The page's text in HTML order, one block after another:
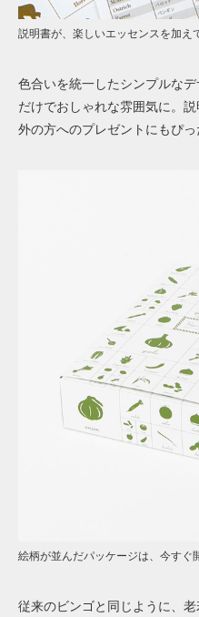
説明書が、楽しいエッセンスを加え
色合いを統一したシンプルな
だけでおしゃれな雰囲気に。
外の方へのプレゼントにもぴっ
絵柄が並んだパッケージは、今すぐ
従来のビンゴと同じように、